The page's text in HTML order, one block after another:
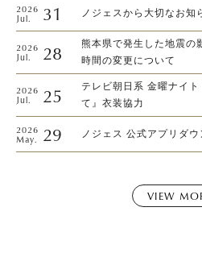
2026
Jul.
31 ノジェスから大切なお知
2026
Jul.
28
熊本県で発生した地震の
時間の変更について
2026
Jul.
25
テレビ朝日系 金曜ナイ
て』衣装協力
2026
May.
29 ノジェス 公式アプリダ
VIEW